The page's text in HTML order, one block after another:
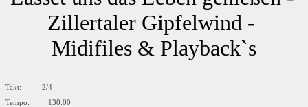
Zillertaler Gipfelwind -
Midifiles & Playback`s
Takt: 2/4
Tempo: 130.00